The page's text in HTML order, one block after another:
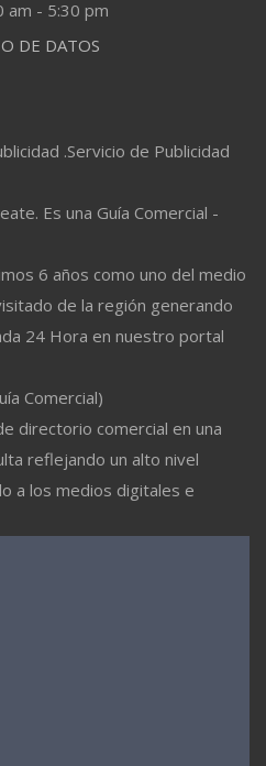
am - 5:30 pm
DE DATOS
.Servicio de Publicidad
Es una Guía Comercial -
6 años como uno del medio
de la región generando
24 Hora en nuestro portal
Comercial)
directorio comercial en una
reflejando un alto nivel
a los medios digitales e